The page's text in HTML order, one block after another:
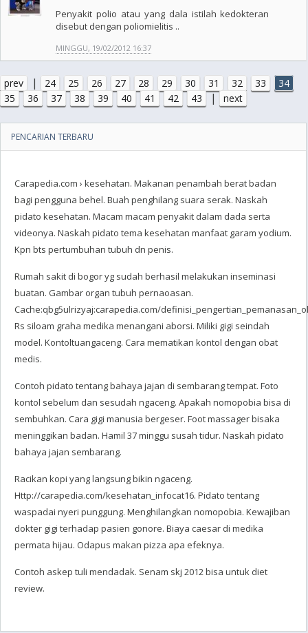
Penyakit polio atau yang dala istilah kedokteran
disebut dengan poliomielitis ..
MINGGU, 19/02/2012 16:37
prev | 24 25 26 27 28 29 30 31 32 33
34
35
36 37 38 39 40 41 42 43 | next
PENCARIAN TERBARU
Carapedia.com › kesehatan‎. Makanan penambah berat badan
bagi pengguna behel. Buah penghilang suara serak. Naskah
pidato kesehatan. Macam macam penyakit dalam dada serta
videonya. Naskah pidato tema kesehatan manfaat garam yodium.
Kpn bts pertumbuhan tubuh dn penis.
Rumah sakit di bogor yg sudah berhasil melakukan inseminasi
buatan. Gambar organ tubuh pernaoasan.
Cache:qbg5ulrizyaj:carapedia.com/
Rs siloam graha medika menangani aborsi. Miliki gigi seindah
model. Kontoltuangaceng. Cara mematikan kontol dengan obat
medis.
Contoh pidato tentang bahaya jajan di sembarang tempat. Foto
kontol sebelum dan sesudah ngaceng. Apakah nomopobia bisa di
sembuhkan. Cara gigi manusia bergeser. Foot massager bisaka
meninggikan badan. Hamil 37 minggu susah tidur. Naskah pidato
bahaya jajan sembarang.
Racikan kopi yang langsung bikin ngaceng.
Http://carapedia.com/kesehatan_infocat16. Pidato tentang
waspadai nyeri punggung. Menghilangkan nomopobia. Kewajiban
dokter gigi terhadap pasien gonore. Biaya caesar di medika
permata hijau. Odapus makan pizza apa efeknya.
Contoh askep tuli mendadak. Senam skj 2012 bisa untuk diet
review.